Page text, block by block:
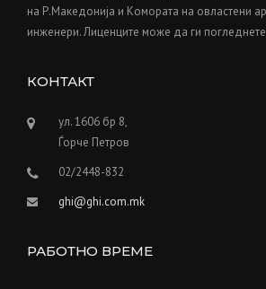
на Р.Македонија и Kомората на овластени
инженери. Лиценците може да ги
КОНТАКТ
ул. 1606 бр 8,
Ѓорче Петров
02/2448-832
ghi@ghi.com.mk
РАБОТНО ВРЕМЕ